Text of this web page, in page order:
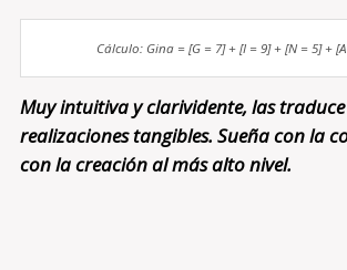
Cálculo: Gina = [G = 7] + [I = 9] + [N = 5] +
Muy intuitiva y clarividente, las
realizaciones tangibles. Sueña con la
con la creación al más alto nivel.